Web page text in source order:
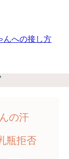
んへの接し方
の汗
瓶拒否